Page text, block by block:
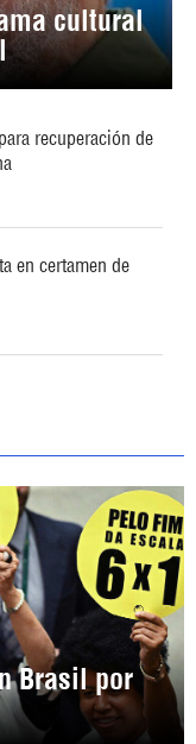
cultural
recuperación de
en certamen de
Brasil por